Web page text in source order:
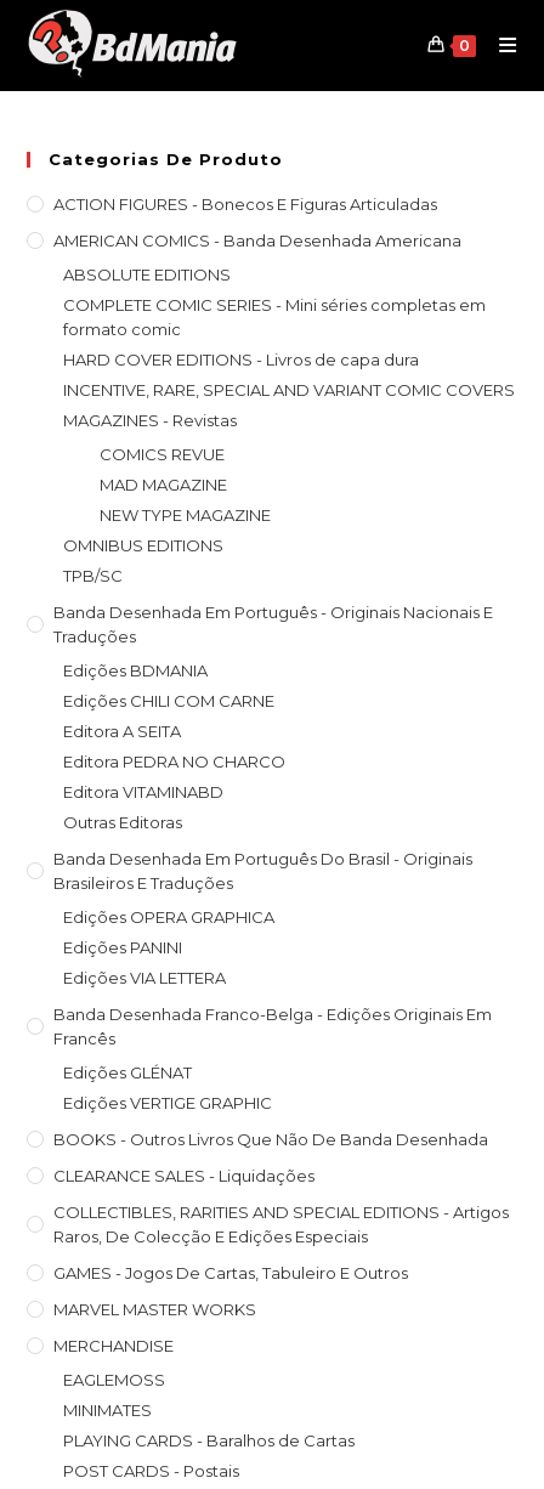
content
0
Categorias De Produto
ACTION FIGURES - Bonecos E Figuras Articuladas
AMERICAN COMICS - Banda Desenhada Americana
ABSOLUTE EDITIONS
COMPLETE COMIC SERIES - Mini séries completas em
formato comic
HARD COVER EDITIONS - Livros de capa dura
INCENTIVE, RARE, SPECIAL AND VARIANT COMIC COVERS
MAGAZINES - Revistas
COMICS REVUE
MAD MAGAZINE
NEW TYPE MAGAZINE
OMNIBUS EDITIONS
TPB/SC
Banda Desenhada Em Português - Originais Nacionais E
Traduções
Edições BDMANIA
Edições CHILI COM CARNE
Editora A SEITA
Editora PEDRA NO CHARCO
Editora VITAMINABD
Outras Editoras
Banda Desenhada Em Português Do Brasil - Originais
Brasileiros E Traduções
Edições OPERA GRAPHICA
Edições PANINI
Edições VIA LETTERA
Banda Desenhada Franco-Belga - Edições Originais Em
Francês
Edições GLÉNAT
Edições VERTIGE GRAPHIC
BOOKS - Outros Livros Que Não De Banda Desenhada
CLEARANCE SALES - Liquidações
COLLECTIBLES, RARITIES AND SPECIAL EDITIONS - Artigos
Raros, De Colecção E Edições Especiais
GAMES - Jogos De Cartas, Tabuleiro E Outros
MARVEL MASTER WORKS
MERCHANDISE
EAGLEMOSS
MINIMATES
PLAYING CARDS - Baralhos de Cartas
POST CARDS - Postais